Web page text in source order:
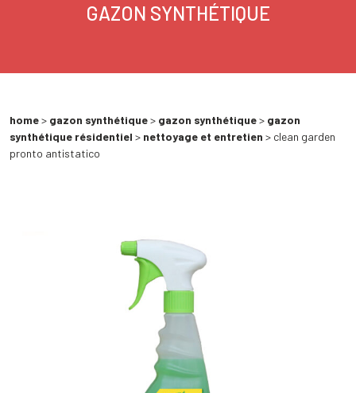
GAZON SYNTHÉTIQUE
home> gazon synthétique> gazon synthétique> gazon
synthétique résidentiel > nettoyage et entretien > clean garden
pronto antistatico